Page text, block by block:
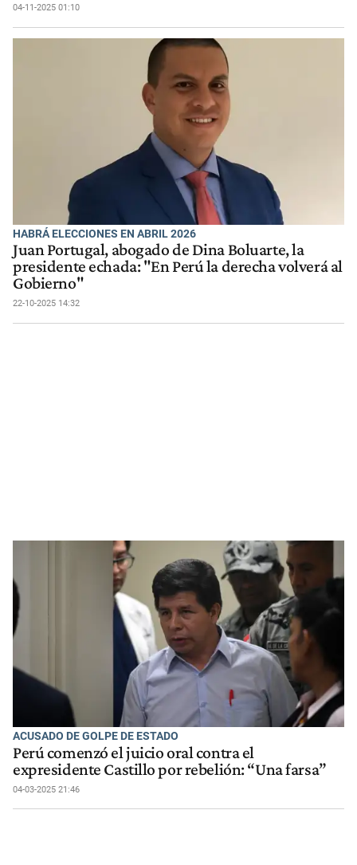
04-11-2025 01:10
HABRÁ ELECCIONES EN ABRIL 2026
Juan Portugal, abogado de Dina Boluarte, la
presidente echada: "En Perú la derecha volverá al
Gobierno"
22-10-2025 14:32
ACUSADO DE GOLPE DE ESTADO
Perú comenzó el juicio oral contra el
expresidente Castillo por rebelión: “Una farsa”
04-03-2025 21:46